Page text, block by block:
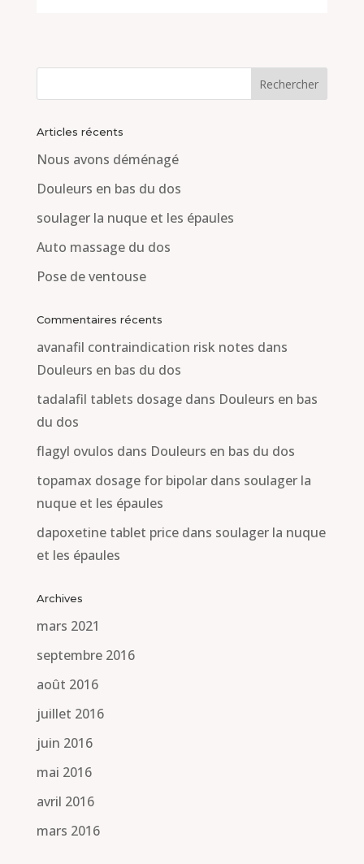
Articles récents
Nous avons déménagé
Douleurs en bas du dos
soulager la nuque et les épaules
Auto massage du dos
Pose de ventouse
Commentaires récents
avanafil contraindication risk notes dans
Douleurs en bas du dos
tadalafil tablets dosagedans Douleurs en bas
du dos
flagyl ovulos dans Douleurs en bas du dos
topamax dosage for bipolardans soulager la
nuque et les épaules
dapoxetine tablet pricedans soulager la nuque
et les épaules
Archives
mars 2021
septembre 2016
août 2016
juillet 2016
juin 2016
mai 2016
avril 2016
mars 2016